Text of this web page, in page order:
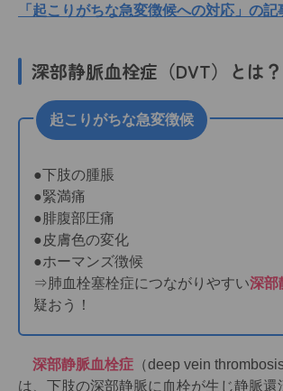
「起こりがちな急変徴候への対応」の記
深部静脈血栓症（DVT）とは？
起こりがちな急変徴候
●下肢の腫脹
●緊満痛
●腓腹部圧痛
●皮膚色の変化
●ホーマンズ徴候
⇒肺血栓塞栓症につながりやすい深部
疑おう！
深部静脈血栓症 （deep vein thrombosis
は、下肢の深部静脈に血栓が生じ静脈還